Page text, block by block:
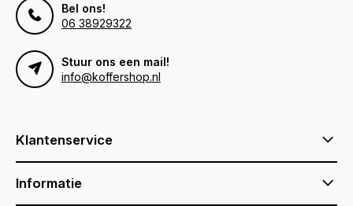
Bel ons!
06 38929322
Stuur ons een mail!
info@koffershop.nl
Klantenservice
Informatie